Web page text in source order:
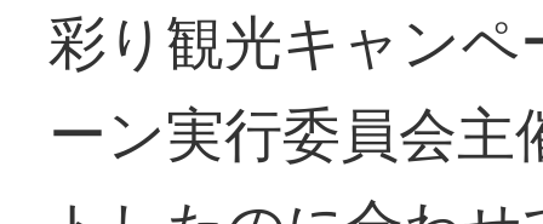
彩り観光キャン
ーン実行委員会